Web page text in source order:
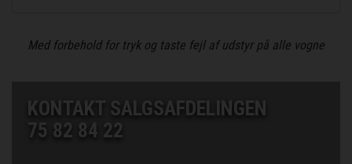
Med forbehold for tryk og taste fejl af udstyr på alle vogne
KONTAKT SALGSAFDELINGEN
75 82 84 22